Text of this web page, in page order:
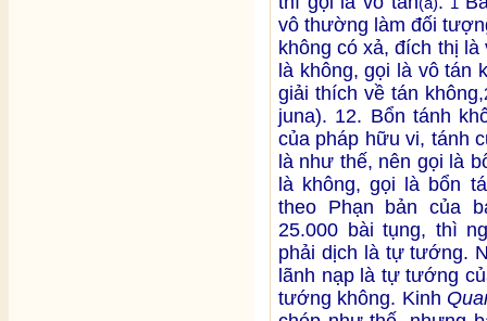
vô thường làm đối
không có xả, đích thị là
là không, gọi là vô tán
giải thích về tán không,
juna). 12. Bổn tánh
của pháp hữu vi, tánh
là như thế, nên gọi là
là không, gọi là bổn
theo Phạn bản của
25.000 bài tụng, thì
phải dịch là tự tướng.
lãnh nạp là tự tướng
tướng không. Kinh